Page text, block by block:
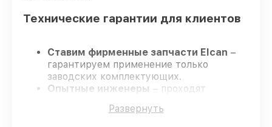
Технические гарантии для клиентов
Ставим фирменные запчасти Elcan –
гарантируем применение только
заводских комплектующих.
Опытные инженеры – проходят
уровень их профессионализма.
Развернуть